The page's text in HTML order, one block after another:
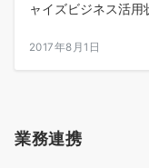
ャイズビジネス活用
2017年8月1日
業務連携